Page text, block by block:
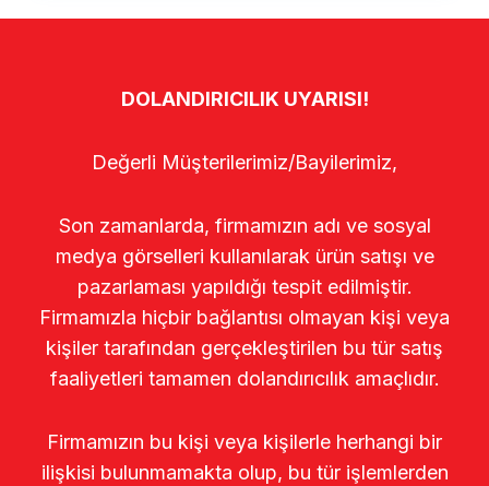
DOLANDIRICILIK UYARISI!
Değerli Müşterilerimiz/Bayilerimiz,
Son zamanlarda, firmamızın adı ve sosyal
medya görselleri kullanılarak ürün satışı ve
pazarlaması yapıldığı tespit edilmiştir.
Firmamızla hiçbir bağlantısı olmayan kişi veya
kişiler tarafından gerçekleştirilen bu tür satış
faaliyetleri tamamen dolandırıcılık amaçlıdır.
Firmamızın bu kişi veya kişilerle herhangi bir
ilişkisi bulunmamakta olup, bu tür işlemlerden